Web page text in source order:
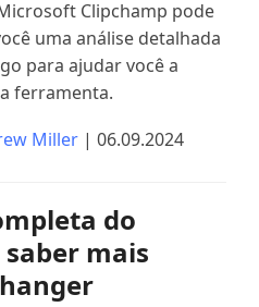
Clipchamp pode
uma análise detalhada
para ajudar você a
ferramenta.
Miller | 06.09.2024
do
mais